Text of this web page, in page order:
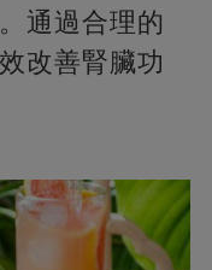
通過合理的
改善腎臟功